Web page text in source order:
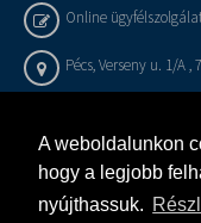
A weboldalunkon
hogy a legjobb
nyújthassuk.
Online
Pécs, Verseny u. 1/A ,
info@gepeszbolt.hu